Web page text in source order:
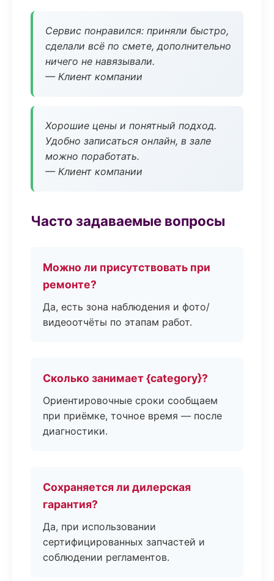
Сервис понравился: приняли быстро,
сделали всё по смете, дополнительно
ничего не навязывали.
— Клиент компании
Хорошие цены и понятный подход.
Удобно записаться онлайн, в зале
можно поработать.
— Клиент компании
Часто задаваемые вопросы
Можно ли присутствовать при
ремонте?
Да, есть зона наблюдения и фото/
видеоотчёты по этапам работ.
Сколько занимает {category}?
Ориентировочные сроки сообщаем
при приёмке, точное время — после
диагностики.
Сохраняется ли дилерская
гарантия?
Да, при использовании
сертифицированных запчастей и
соблюдении регламентов.